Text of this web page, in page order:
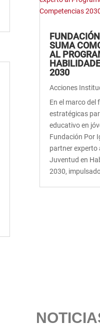
SUMA
AL
2030
Acciones
En el marco
estratégicas
educativo en
Fundación Por
partner experto
Juventud en
2030,